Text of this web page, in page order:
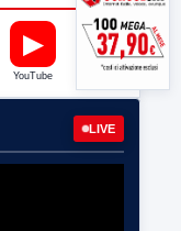
▶
YouTube
LIVE